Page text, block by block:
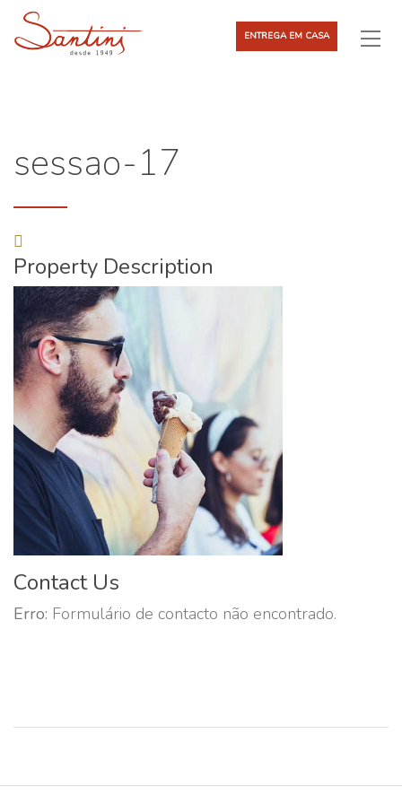
ENTREGA EM CASA
sessao-17
Property Description
Contact Us
Erro: Formulário de contacto não encontrado.